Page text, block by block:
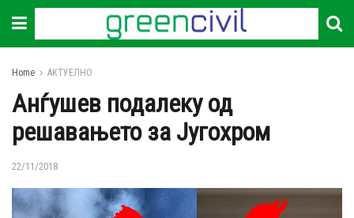
Home АКТУЕЛНО
Анѓушев подалеку од
решавањето за Југохром
22/11/2018